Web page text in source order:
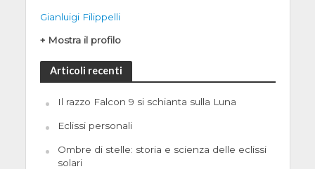
Gianluigi Filippelli
+ Mostra il profilo
Articoli recenti
Il razzo Falcon 9 si schianta sulla Luna
Eclissi personali
Ombre di stelle: storia e scienza delle eclissi
solari